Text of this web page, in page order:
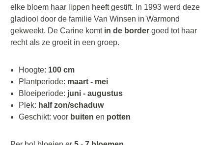
elke bloem haar lippen heeft gestift. In 1993 werd deze
gladiool door de familie Van Winsen in Warmond
gekweekt. De Carine komtin de border goed tot haar
recht als ze groeit in een groep.
Hoogte: 100 cm
Plantperiode: maart - mei
Bloeiperiode: juni - augustus
Plek: half zon/schaduw
Geschikt: voor buiten en potten